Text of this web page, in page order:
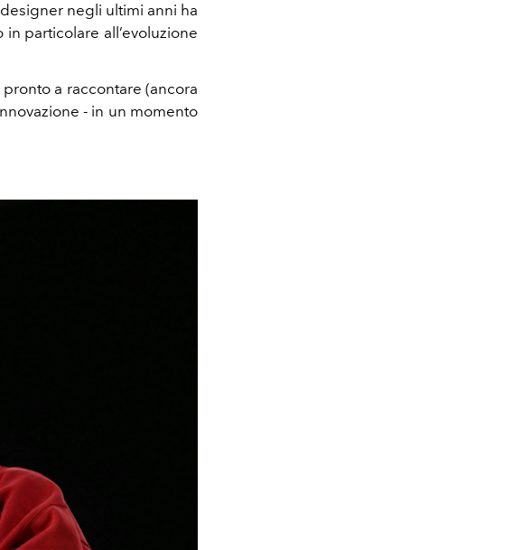
negli ultimi anni ha
particolare all’evoluzione
pronto a raccontare (ancora
- in un momento